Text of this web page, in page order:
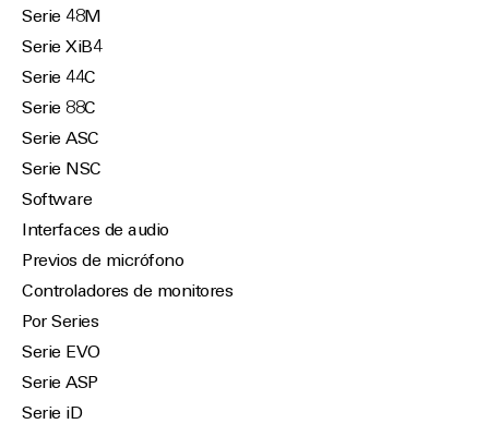
Serie 48M
Serie XiB4
Serie 44C
Serie 88C
Serie ASC
Serie NSC
Software
Interfaces de audio
Previos de micrófono
Controladores de monitores
Por Series
Serie EVO
Serie ASP
Serie iD